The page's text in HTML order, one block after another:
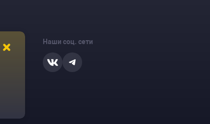
Наши соц. сети